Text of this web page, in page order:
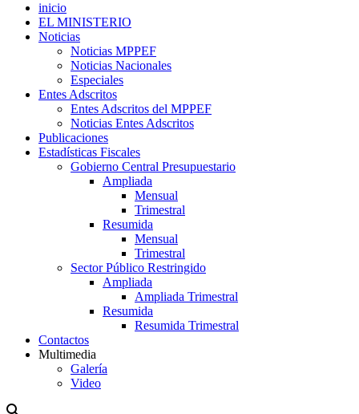
inicio
EL MINISTERIO
Noticias
Noticias MPPEF
Noticias Nacionales
Especiales
Entes Adscritos
Entes Adscritos del MPPEF
Noticias Entes Adscritos
Publicaciones
Estadísticas Fiscales
Gobierno Central Presupuestario
Ampliada
Mensual
Trimestral
Resumida
Mensual
Trimestral
Sector Público Restringido
Ampliada
Ampliada Trimestral
Resumida
Resumida Trimestral
Contactos
Multimedia
Galería
Video